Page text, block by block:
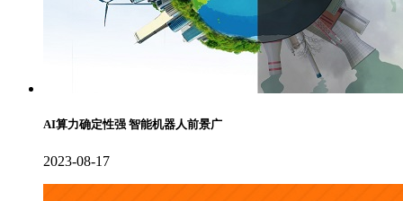
AI算力确定性强 智能机器人前景广
2023-08-17